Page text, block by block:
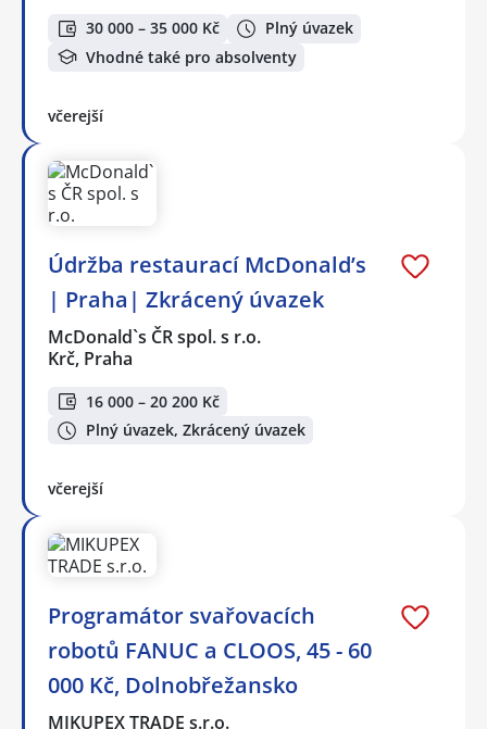
30 000 – 35 000 Kč
Plný úvazek
Vhodné také pro absolventy
včerejší
Údržba restaurací McDonald’s
| Praha| Zkrácený úvazek
McDonald`s ČR spol. s r.o.
Krč, Praha
16 000 – 20 200 Kč
Plný úvazek, Zkrácený úvazek
včerejší
Programátor svařovacích
robotů FANUC a CLOOS, 45 - 60
000 Kč, Dolnobřežansko
MIKUPEX TRADE s.r.o.